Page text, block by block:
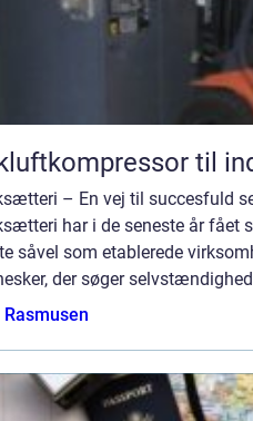
til
– En vej til succesfuld
har i de seneste år fået
såvel som etablerede
der søger